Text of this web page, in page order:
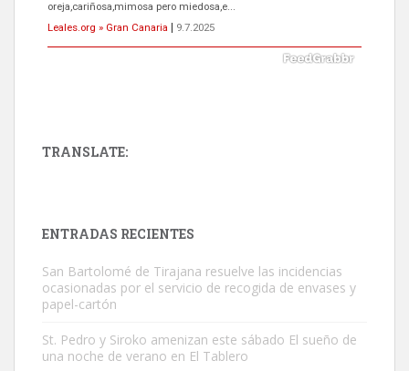
oreja,cariñosa,mimosa pero miedosa,e...
Leales.org » Gran Canaria
9.7.2025
Leales.org » Gran Canaria | 9.7.2025
TRANSLATE:
ENTRADAS RECIENTES
San Bartolomé de Tirajana resuelve las incidencias
ocasionadas por el servicio de recogida de envases y
papel-cartón
St. Pedro y Siroko amenizan este sábado El sueño de
una noche de verano en El Tablero